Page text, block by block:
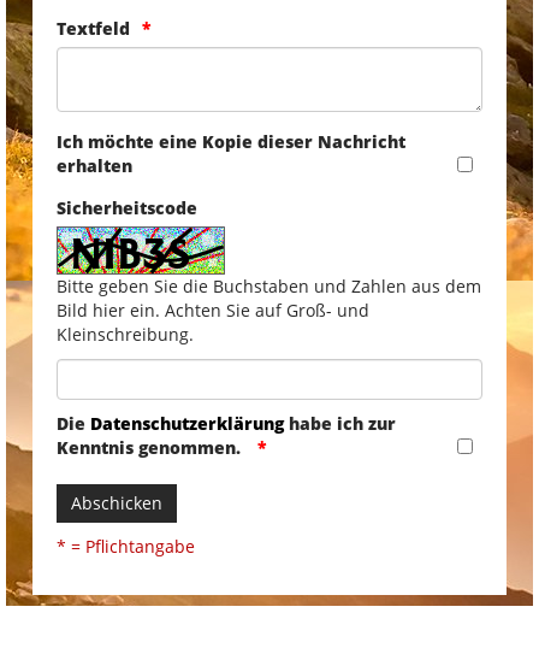
Textfeld
Ich möchte eine Kopie dieser Nachricht
erhalten
Sicherheitscode
Bitte geben Sie die Buchstaben und Zahlen aus dem
Bild hier ein. Achten Sie auf Groß- und
Kleinschreibung.
Die Datenschutzerklärunghabe ich zur
Kenntnis genommen.
Abschicken
* = Pflichtangabe